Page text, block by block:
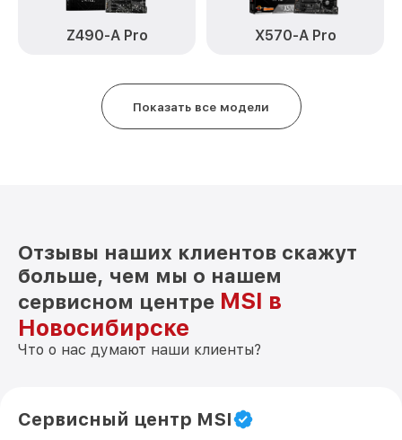
Z490-A Pro X570-A Pro
Показать все модели
Отзывы наших клиентов скажут
больше, чем мы о нашем
сервисном центре MSI в
Новосибирске
Что о нас думают наши клиенты?
Сервисный центр MSI